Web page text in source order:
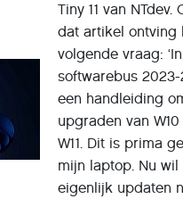
Tiny 11 van NTdev.
dat artikel ontving
volgende vraag: ‘In
softwarebus
een handleiding
upgraden van
W11. Dit is prima
mijn laptop. Nu wil
eigenlijk updaten